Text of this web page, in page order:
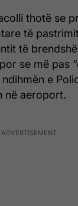
thotë se
të
të
se më pas
e
në aeroport.